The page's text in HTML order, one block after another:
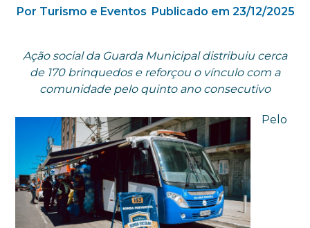
Por Turismo e Eventos Publicado em 23/12/2025
Ação social da Guarda Municipal distribuiu cerca
de 170 brinquedos e reforçou o vínculo com a
comunidade pelo quinto ano consecutivo
Pelo